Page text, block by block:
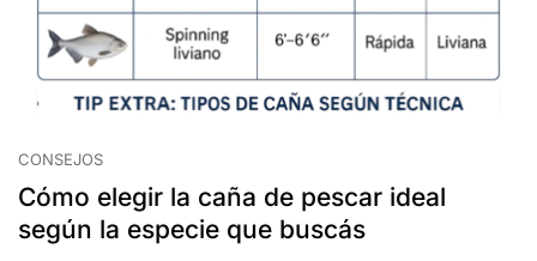
CONSEJOS
Cómo elegir la caña de pescar ideal
según la especie que buscás